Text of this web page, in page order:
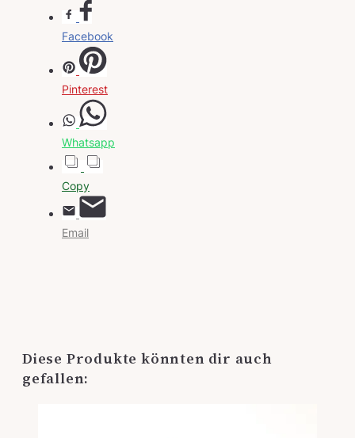
Facebook
Pinterest
Whatsapp
Copy
Email
Diese Produkte könnten dir auch
gefallen: